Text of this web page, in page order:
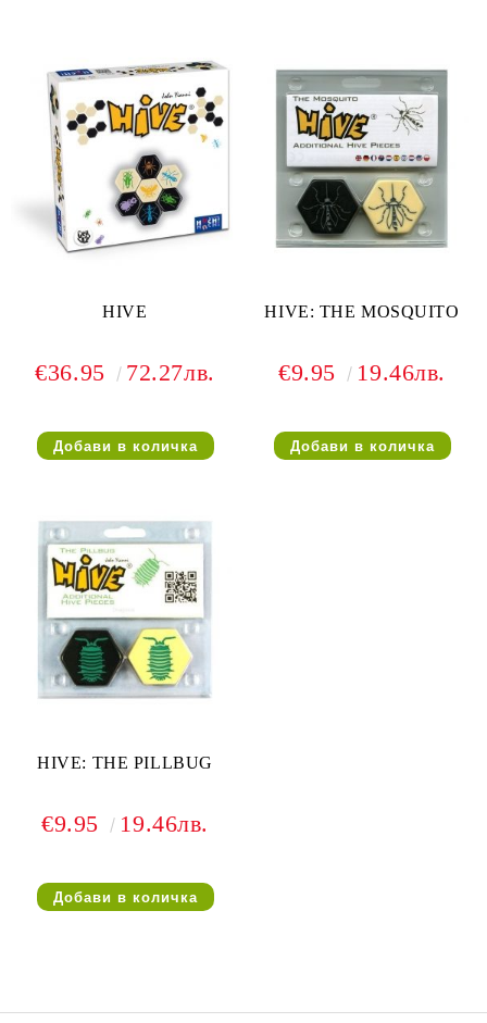
HIVE
€36.95 72.27лв.
HIVE: THE MOSQUITO
€9.95 19.46лв.
HIVE: THE PILLBUG
€9.95 19.46лв.